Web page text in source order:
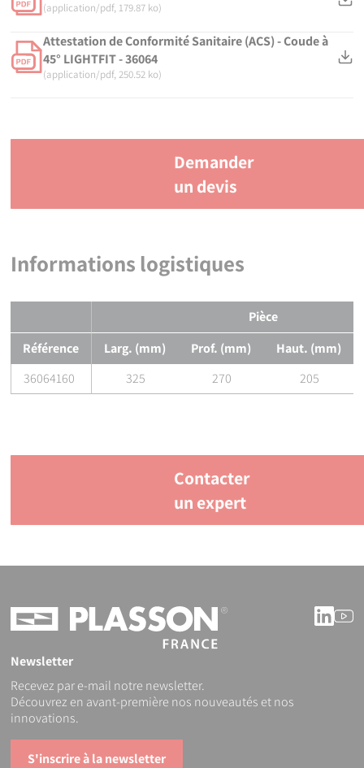
(application/pdf, 179.87 ko)
Attestation de Conformité Sanitaire (ACS) - Coude à
45° LIGHTFIT - 36064
(application/pdf, 250.52 ko)
Demander
un devis
Informations logistiques
Pièce
Référence
Larg. (mm) Prof. (mm)
Haut. (mm)
36064160
325 270 205
Contacter
un expert
Newsletter
Recevez par e-mail notre newsletter.
Découvrez en avant-première nos nouveautés et nos
innovations.
S'inscrire à la newsletter